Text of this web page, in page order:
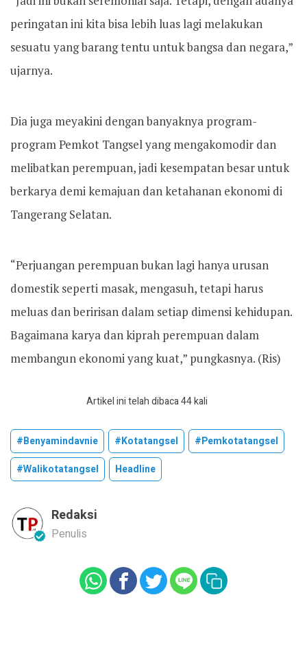
peringatan ini kita bisa lebih luas lagi melakukan
sesuatu yang barang tentu untuk bangsa dan negara,”
ujarnya.
Dia juga meyakini dengan banyaknya program-
program Pemkot Tangsel yang mengakomodir dan
melibatkan perempuan, jadi kesempatan besar untuk
berkarya demi kemajuan dan ketahanan ekonomi di
Tangerang Selatan.
“Perjuangan perempuan bukan lagi hanya urusan
domestik seperti masak, mengasuh, tetapi harus
meluas dan beririsan dalam setiap dimensi kehidupan.
Bagaimana karya dan kiprah perempuan dalam
membangun ekonomi yang kuat,” pungkasnya. (Ris)
Artikel ini telah dibaca 44 kali
#benyamindavnie #kotatangsel
#pemkotatangsel
#walikotatangsel
Headline
Redaksi
Penulis